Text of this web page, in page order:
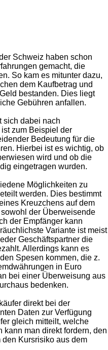
Schweiz haben schon
gemacht, die
So kam es mitunter dazu,
dem Kaufbetrag und
bestanden. Dies liegt
Gebühren anfallen.
sich dabei nach
zum Beispiel der
Bedeutung für die
Hierbei ist es wichtig, ob
wird und ob die
eingetragen wurden.
Möglichkeiten zu
werden. Dies bestimmt
Kreuzchens auf dem
der Überweisende
der Empfänger kann
Variante ist meist
Geschäftspartner die
Allerdings kann es
Spesen kommen, die z.
in Euro
bei einer Überweisung aus
bedenken.
direkt bei der
Daten zur Verfügung
gleich mitteilt, welche
kann man direkt fordern, den
Kursrisiko aus dem